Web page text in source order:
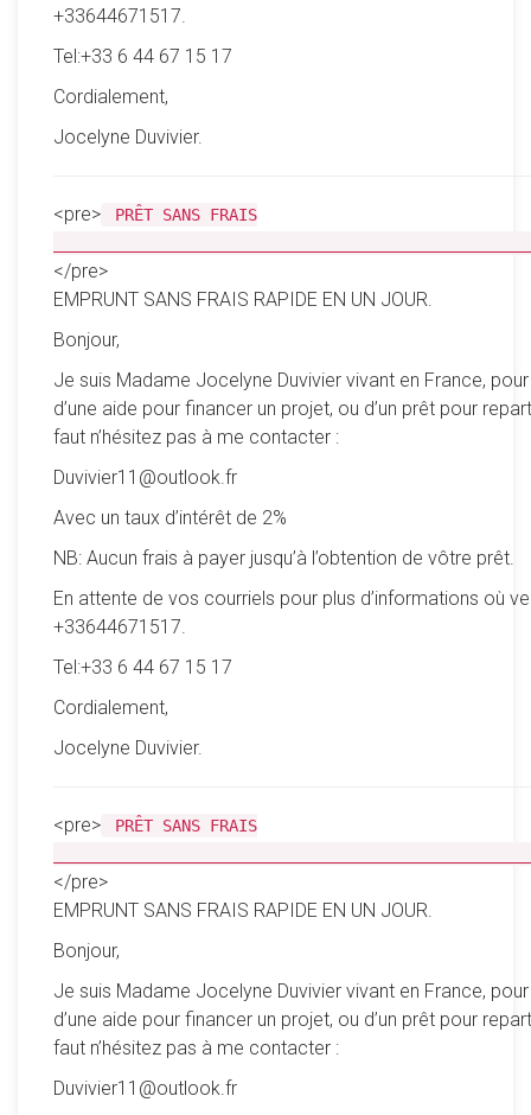
+33644671517.
Tel:+33 6 44 67 15 17
Cordialement,
Jocelyne Duvivier.
<pre>
PRÊT SANS FRAIS
</pre>
EMPRUNT SANS FRAIS RAPIDE EN UN JOUR.
Bonjour,
Je suis Madame Jocelyne Duvivier vivant en France,
d’une aide pour financer un projet, ou d’un prêt pour
faut n’hésitez pas à me contacter :
Duvivier11@outlook.fr
Avec un taux d’intérêt de 2%
NB: Aucun frais à payer jusqu’à l’obtention de vôtre prêt.
En attente de vos courriels pour plus d’informations où
+33644671517.
Tel:+33 6 44 67 15 17
Cordialement,
Jocelyne Duvivier.
<pre>
PRÊT SANS FRAIS
</pre>
EMPRUNT SANS FRAIS RAPIDE EN UN JOUR.
Bonjour,
Je suis Madame Jocelyne Duvivier vivant en France,
d’une aide pour financer un projet, ou d’un prêt pour
faut n’hésitez pas à me contacter :
Duvivier11@outlook.fr